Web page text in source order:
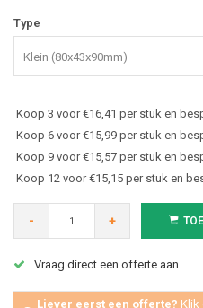
Type
Klein (80x43x90mm)
Koop 3 voor €16,41 per stuk en
Koop 6 voor €15,99 per stuk en
Koop 9 voor €15,57 per stuk en
Koop 12 voor €15,15 per stuk en
- +
Vraag direct een offerte aan
Liever eerst een offerte? Klik